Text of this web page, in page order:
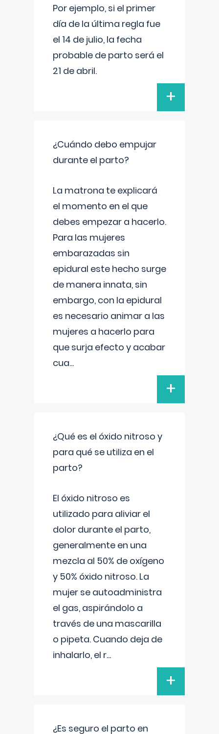
Por ejemplo, si el primer
día de la última regla fue
el 14 de julio, la fecha
probable de parto será el
21 de abril.
+
¿Cuándo debo empujar
durante el parto?
La matrona te explicará
el momento en el que
debes empezar a hacerlo.
Para las mujeres
embarazadas sin
epidural este hecho surge
de manera innata, sin
embargo, con la epidural
es necesario animar a las
mujeres a hacerlo para
que surja efecto y acabar
cua...
+
¿Qué es el óxido nitroso y
para qué se utiliza en el
parto?
El óxido nitroso es
utilizado para aliviar el
dolor durante el parto,
generalmente en una
mezcla al 50% de oxígeno
y 50% óxido nitroso. La
mujer se autoadministra
el gas, aspirándolo a
través de una mascarilla
o pipeta. Cuando deja de
inhalarlo, el r...
+
¿Es seguro el parto en